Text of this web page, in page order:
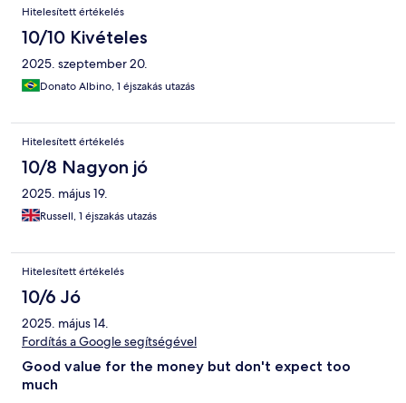
Hitelesített értékelés
10/10 Kivételes
2025. szeptember 20.
Donato Albino, 1 éjszakás utazás
Hitelesített értékelés
10/8 Nagyon jó
2025. május 19.
Russell, 1 éjszakás utazás
Hitelesített értékelés
10/6 Jó
2025. május 14.
Fordítás a Google segítségével
Good value for the money but don't expect too
much